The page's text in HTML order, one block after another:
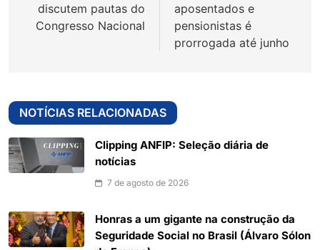
discutem pautas do
Congresso Nacional
aposentados e
pensionistas é
prorrogada até junho
NOTÍCIAS RELACIONADAS
Clipping ANFIP: Seleção diária de
notícias
7 de agosto de 2026
Honras a um gigante na construção da
Seguridade Social no Brasil (Álvaro Sólon